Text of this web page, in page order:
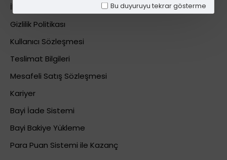
Bu duyuruyu tekrar gösterme
İletişim
Gizlilik Politikası
Kullanıcı Sözleşmesi
Teslimat Bilgileri
Mesafeli Satış Sözleşmesi
Kariyer
Bayi İade Sistemi
Bayi Bakiye Yükleme
Para Puan Sistemi ile Kazanç